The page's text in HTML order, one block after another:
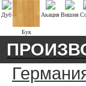
Дуб
Бук
АкацияВишня